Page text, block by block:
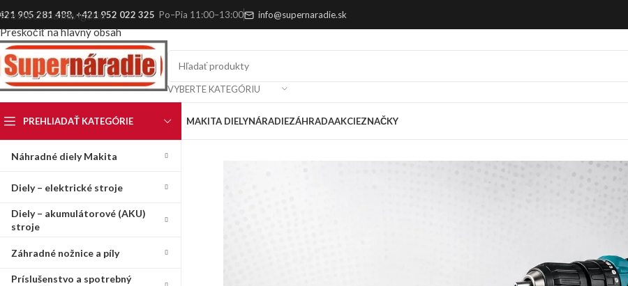
Preskočiť na navigáciu
Preskočiť na hlavný obsah
905 281 488,+421 952 022 325 Po–Pia 11:00–13:00 info@supernaradie.sk
VYBERTE KATEGÓRIU
PREHLIADAŤ KATEGÓRIE
Náhradné diely Makita
Diely – elektrické stroje
Diely – akumulátorové (AKU)
stroje
Záhradné nožnice a píly
Príslušenstvo a spotrebný
MAKITA DIELYNÁRADIEZÁHRADAAKCIEZNAČKY